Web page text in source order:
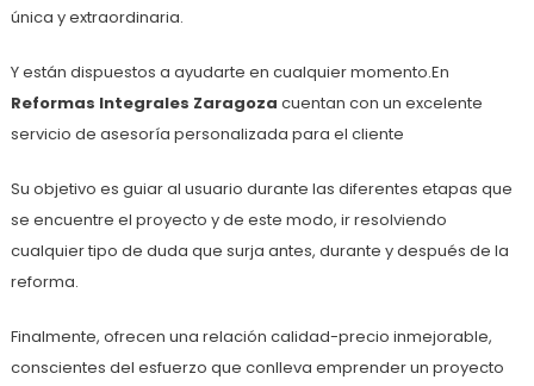
única y extraordinaria.
Y están dispuestos a ayudarte en cualquier momento.En
Reformas Integrales Zaragoza cuentan con un excelente
servicio de asesoría personalizada para el cliente
Su objetivo es guiar al usuario durante las diferentes etapas que
se encuentre el proyecto y de este modo, ir resolviendo
cualquier tipo de duda que surja antes, durante y después de la
reforma.
Finalmente, ofrecen una relación calidad-precio inmejorable,
conscientes del esfuerzo que conlleva emprender un proyecto